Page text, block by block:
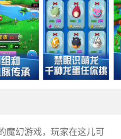
魔幻游戏，玩家在这儿可